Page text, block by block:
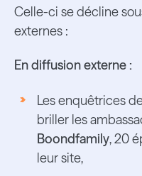
Celle-ci se décline
externes :
En diffusion externe :
Les enquêtrices
briller les
Boondfamily, 20
leur site,